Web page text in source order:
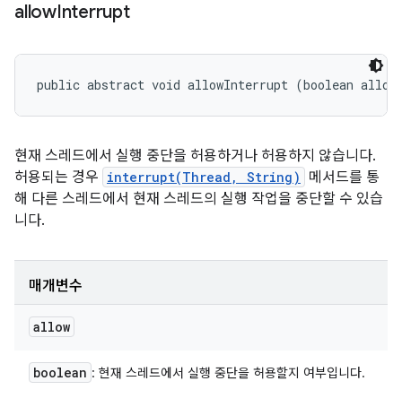
allowInterrupt
public abstract void allowInterrupt (boolean
현재 스레드에서 실행 중단을 허용하거나 허용하지 않습니다.
허용되는 경우 interrupt(Thread, String)
메서드를 통
해 다른 스레드에서 현재 스레드의 실행 작업을 중단할 수 있습
니다.
매개변수
allow
boolean : 현재 스레드에서 실행 중단을 허용할지 여부입니다.